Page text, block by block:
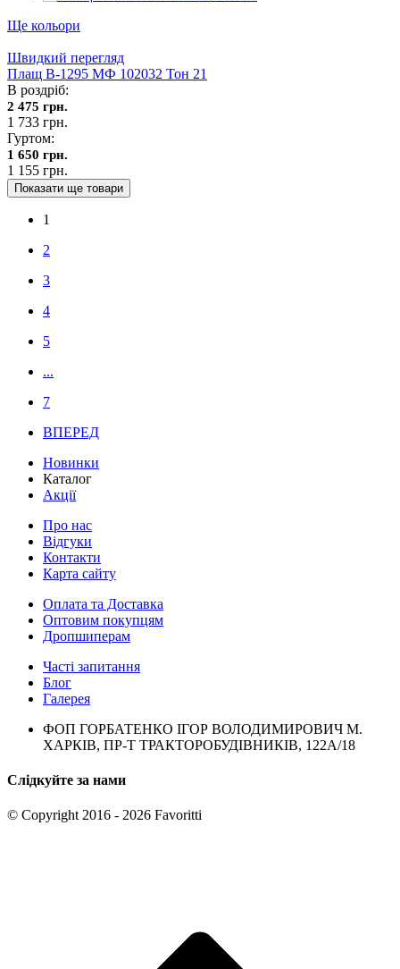
Ще кольори
Швидкий перегляд
Плащ В-1295 МФ 102032 Тон 21
В роздріб:
2 475 грн.
1 733 грн.
Гуртом:
1 650 грн.
1 155 грн.
Показати ще товари
1
2
3
4
5
...
7
ВПЕРЕД
Новинки
Каталог
Акції
Про нас
Відгуки
Контакти
Карта сайту
Оплата та Доставка
Оптовим покупцям
Дропшиперам
Часті запитання
Блог
Галерея
ФОП ГОРБАТЕНКО ІГОР ВОЛОДИМИРОВИЧ М.
ХАРКІВ, ПР-Т ТРАКТОРОБУДІВНИКІВ, 122А/18
Слідкуйте за нами
© Copyright 2016 - 2026 Favoritti